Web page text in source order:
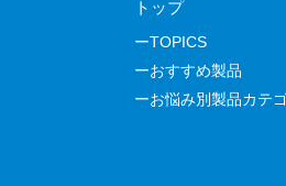
トップ
TOPICS
おすすめ製品
お悩み別製品カテ